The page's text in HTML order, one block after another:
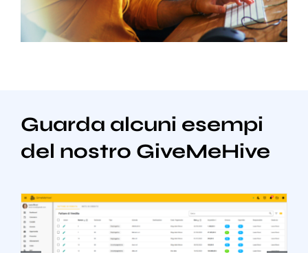
Guarda alcuni esempi
del nostro GiveMeHive